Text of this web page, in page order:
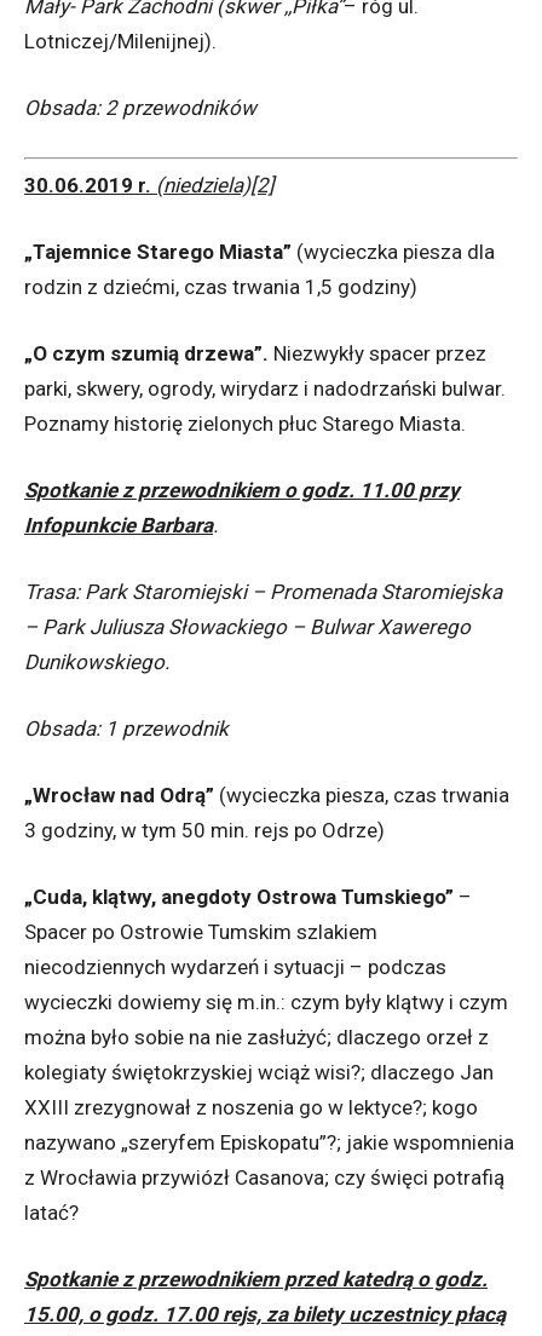
Mały- Park Zachodni (skwer ,,Piłka”– róg ul.
Lotniczej/Milenijnej).
Obsada: 2 przewodników
30.06.2019 r. (niedziela)[2]
„Tajemnice Starego Miasta” (wycieczka piesza dla
rodzin z dziećmi, czas trwania 1,5 godziny)
„O czym szumią drzewa”. Niezwykły spacer przez
parki, skwery, ogrody, wirydarz i nadodrzański bulwar.
Poznamy historię zielonych płuc Starego Miasta.
Spotkanie z przewodnikiem o godz. 11.00 przy
Infopunkcie Barbara.
Trasa: Park Staromiejski – Promenada Staromiejska
– Park Juliusza Słowackiego – Bulwar Xawerego
Dunikowskiego.
Obsada: 1 przewodnik
„Wrocław nad Odrą” (wycieczka piesza, czas trwania
3 godziny, w tym 50 min. rejs po Odrze)
„Cuda, klątwy, anegdoty Ostrowa Tumskiego” –
Spacer po Ostrowie Tumskim szlakiem
niecodziennych wydarzeń i sytuacji – podczas
wycieczki dowiemy się m.in.: czym były klątwy i czym
można było sobie na nie zasłużyć; dlaczego orzeł z
kolegiaty świętokrzyskiej wciąż wisi?; dlaczego Jan
XXIII zrezygnował z noszenia go w lektyce?; kogo
nazywano „szeryfem Episkopatu”?; jakie wspomnienia
z Wrocławia przywiózł Casanova; czy święci potrafią
latać?
Spotkanie z przewodnikiem przed katedrą o godz.
15.00, o godz. 17.00 rejs, za bilety uczestnicy płacą